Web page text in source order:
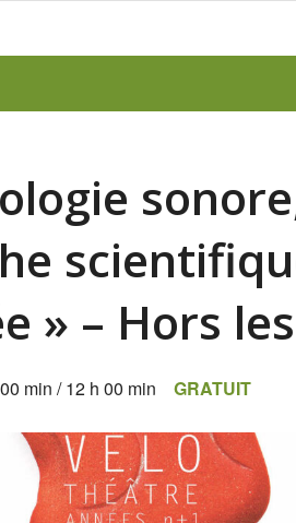
» – Hors
min /12 h 00 min GRATUIT